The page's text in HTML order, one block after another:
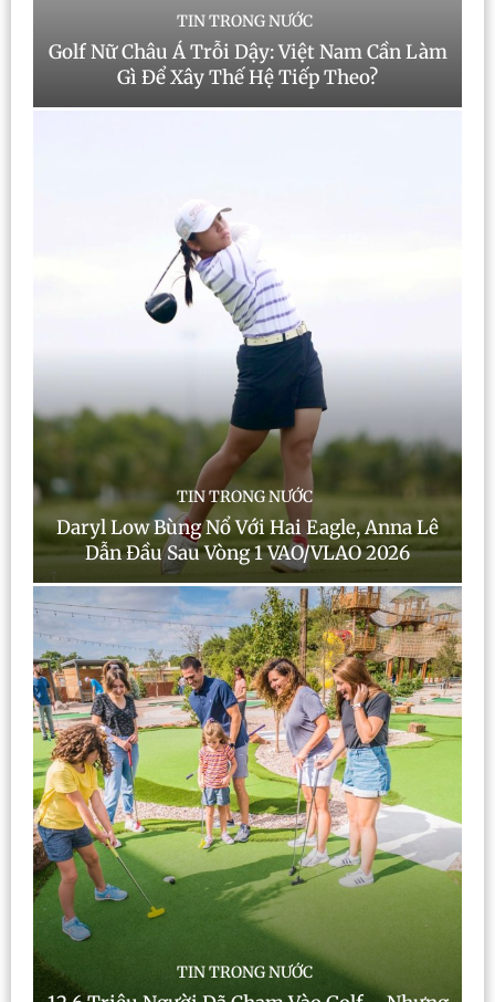
TIN TRONG NƯỚC
Golf Nữ Châu Á Trỗi Dậy: Việt Nam Cần Làm
Gì Để Xây Thế Hệ Tiếp Theo?
TIN TRONG NƯỚC
Daryl Low Bùng Nổ Với Hai Eagle, Anna Lê
Dẫn Đầu Sau Vòng 1 VAO/VLAO 2026
TIN TRONG NƯỚC